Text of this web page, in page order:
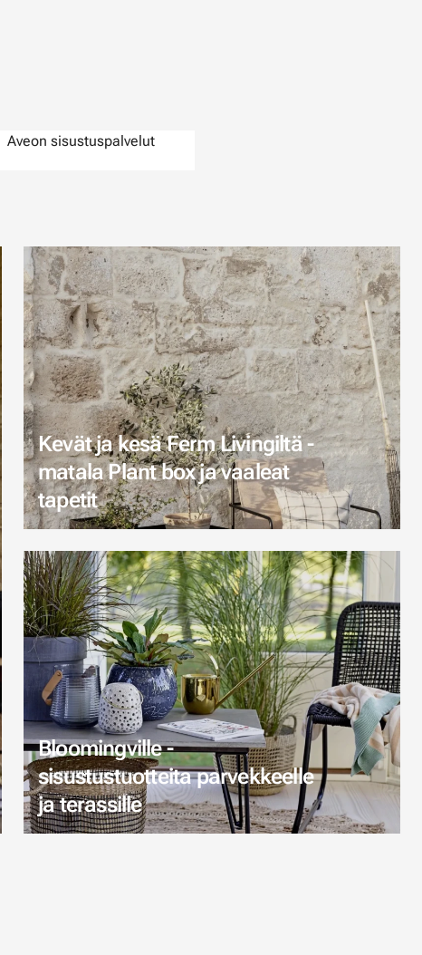
Aveon sisustuspalvelut
Kevät ja kesä Ferm Livingiltä -
matala Plant box ja vaaleat
tapetit
Bloomingville -
sisustustuotteita parvekkeelle
ja terassille